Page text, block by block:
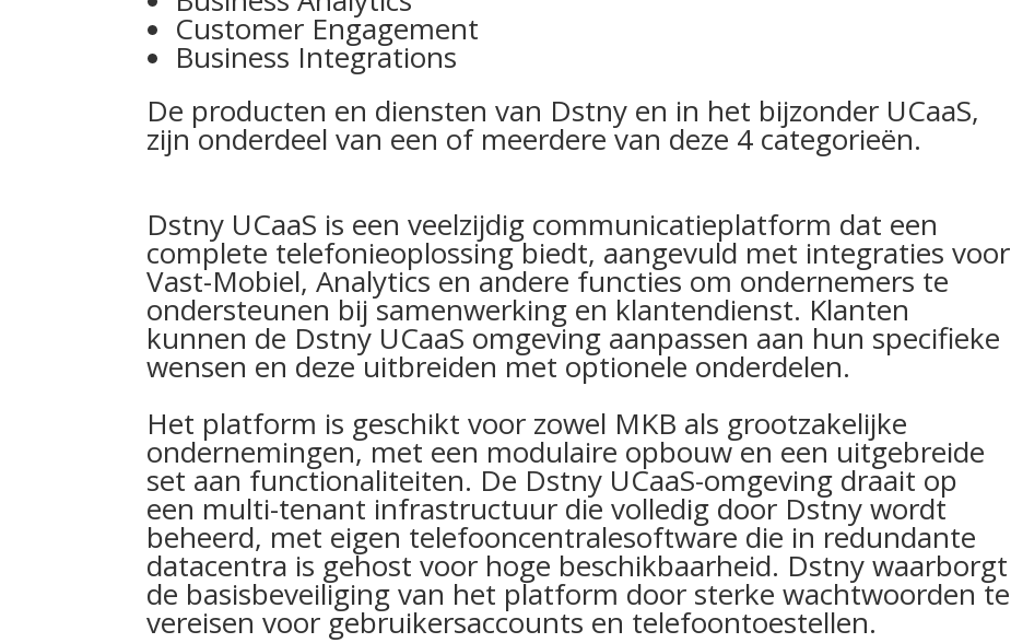
Customer Engagement
Business Integrations
De producten en diensten van Dstny en in het bijzonder UCaaS,
zijn onderdeel van een of meerdere van deze 4 categorieën.
Dstny UCaaS is een veelzijdig communicatieplatform dat een
complete telefonieoplossing biedt, aangevuld met integraties voor
Vast-Mobiel, Analytics en andere functies om ondernemers te
ondersteunen bij samenwerking en klantendienst. Klanten
kunnen de Dstny UCaaS omgeving aanpassen aan hun specifieke
wensen en deze uitbreiden met optionele onderdelen.
Het platform is geschikt voor zowel MKB als grootzakelijke
ondernemingen, met een modulaire opbouw en een uitgebreide
set aan functionaliteiten. De Dstny UCaaS-omgeving draait op
een multi-tenant infrastructuur die volledig door Dstny wordt
beheerd, met eigen telefooncentralesoftware die in redundante
datacentra is gehost voor hoge beschikbaarheid. Dstny waarborgt
de basisbeveiliging van het platform door sterke wachtwoorden te
vereisen voor gebruikersaccounts en telefoontoestellen.